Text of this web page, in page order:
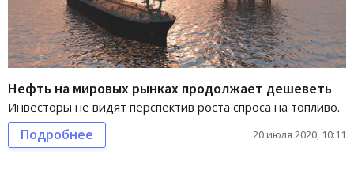
Нефть на мировых рынках продолжает дешеветь
Инвесторы не видят перспектив роста спроса на топливо.
Подробнее 20 июля 2020, 10:11